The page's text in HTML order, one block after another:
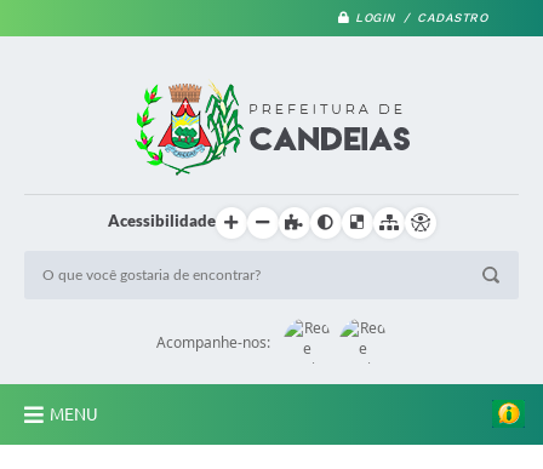
LOGIN / CADASTRO
Acessibilidade
Acompanhe-nos:
MENU